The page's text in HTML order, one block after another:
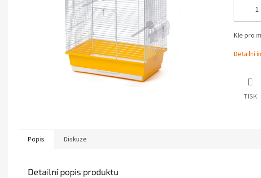
Kle pro
Detailní
TISK
Popis Diskuze
Detailní popis produktu